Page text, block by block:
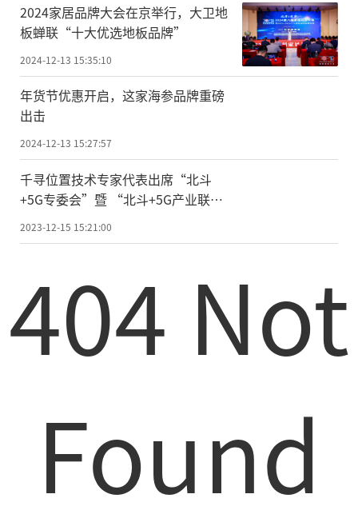
2024家居品牌大会在京举行，大卫地
板蝉联“十大优选地板品牌”
2024-12-13 15:35:10
年货节优惠开启，这家海参品牌重磅
出击
2024-12-13 15:27:57
千寻位置技术专家代表出席“北斗
+5G专委会”暨 “北斗+5G产业联
盟”成立大会
2023-12-15 15:21:00
404 Not
Found